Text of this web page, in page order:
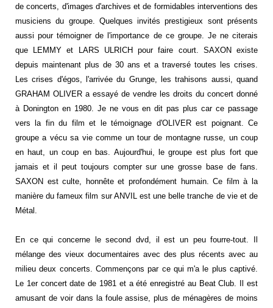
de concerts, d'images d'archives et de formidables interventions des
musiciens du groupe. Quelques invités prestigieux sont présents
aussi pour témoigner de l'importance de ce groupe. Je ne citerais
que LEMMY et LARS ULRICH pour faire court. SAXON existe
depuis maintenant plus de 30 ans et a traversé toutes les crises.
Les crises d'égos, l'arrivée du Grunge, les trahisons aussi, quand
GRAHAM OLIVER a essayé de vendre les droits du concert donné
à Donington en 1980. Je ne vous en dit pas plus car ce passage
vers la fin du film et le témoignage d'OLIVER est poignant. Ce
groupe a vécu sa vie comme un tour de montagne russe, un coup
en haut, un coup en bas. Aujourd'hui, le groupe est plus fort que
jamais et il peut toujours compter sur une grosse base de fans.
SAXON est culte, honnête et profondément humain. Ce film à la
manière du fameux film sur ANVIL est une belle tranche de vie et de
Métal.
En ce qui concerne le second dvd, il est un peu fourre-tout. Il
mélange des vieux documentaires avec des plus récents avec au
milieu deux concerts. Commençons par ce qui m'a le plus captivé.
Le 1er concert date de 1981 et a été enregistré au Beat Club. Il est
amusant de voir dans la foule assise, plus de ménagères de moins